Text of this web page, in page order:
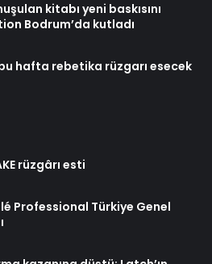
kitabı yeni baskısını
Bodrum’da kutladı
hafta rebetika rüzgarı esecek
rüzgârı esti
Professional Türkiye Genel